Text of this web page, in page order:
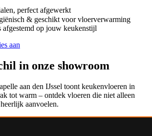
perfect afgewerkt
& geschikt voor vloerverwarming
afgestemd op jouw keukenstijl
aan
in onze showroom
aan den IJssel toont keukenvloeren in
tot warm – ontdek vloeren die niet alleen
aanvoelen.